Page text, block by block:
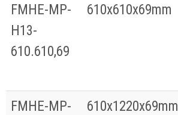
FMHE-MP-
H13-
610.610,69
610x610x69mm
FMHE-MP-
610x1220x69mm